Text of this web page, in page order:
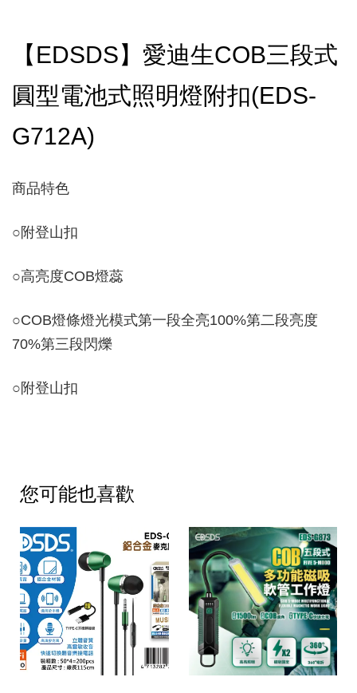
【EDSDS】愛迪生COB三段式
圓型電池式照明燈附扣(EDS-
G712A)
商品特色
○ 附登山扣
○高亮度COB燈蕊
○COB燈條燈光模式第一段全亮100%第二段亮度
70%第三段閃爍
○ 附登山扣
您可能也喜歡